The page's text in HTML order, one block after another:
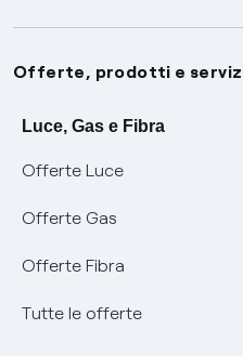
Assistenza
Avvisi
SOS luce e gas
Conciliazioni e risoluzione
Negoziazione paritetica
Informazioni Sisma
Servizi
Moduli e documenti
Documenti Fibra
Offerte, prodotti e
Luce, Gas e Fibra
Offerte Luce
Offerte Gas
Offerte Fibra
Tutte le offerte